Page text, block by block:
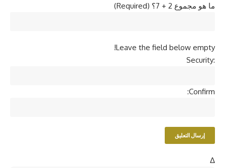
ما هو مجموع 2 + 7؟ (Required)
Leave the field below empty!
Security:
Confirm:
Δ